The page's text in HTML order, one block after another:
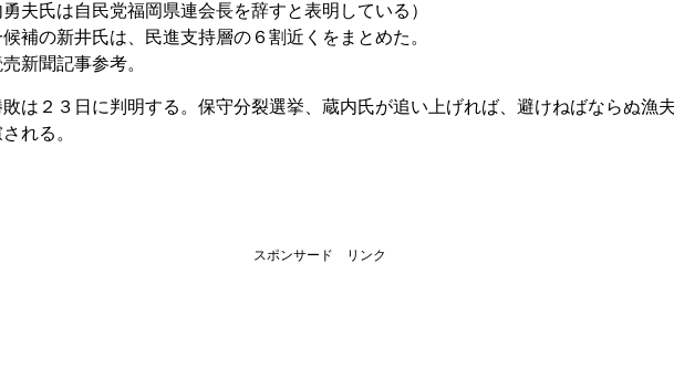
夫氏は自民党福岡県連会長を辞すと表明している）
補の新井氏は、民進支持層の６割近くをまとめた。
新聞記事参考。
は２３日に判明する。保守分裂選挙、蔵内氏が追い上げれば、避けねばならぬ漁
れる。
スポンサード リンク